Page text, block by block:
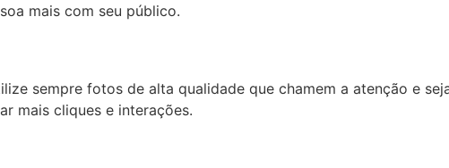
mais com seu público.
sempre fotos de alta qualidade que chamem a atenção e
mais cliques e interações.